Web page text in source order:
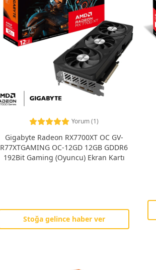
Yorum (1)
Gigabyte Radeon RX7700XT OC GV-
R77XTGAMING OC-12GD 12GB GDDR6
192Bit Gaming (Oyuncu) Ekran Kartı
Stoğa gelince haber ver